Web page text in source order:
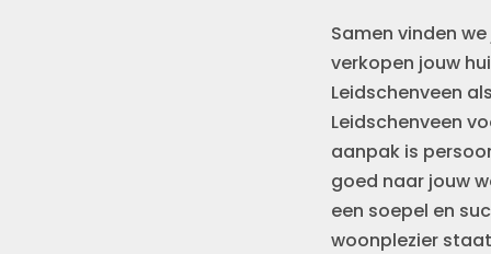
Samen vinden
verkopen jouw
Leidschenveen
Leidschenveen
aanpak is
goed naar jouw
een soepel en
woonplezier